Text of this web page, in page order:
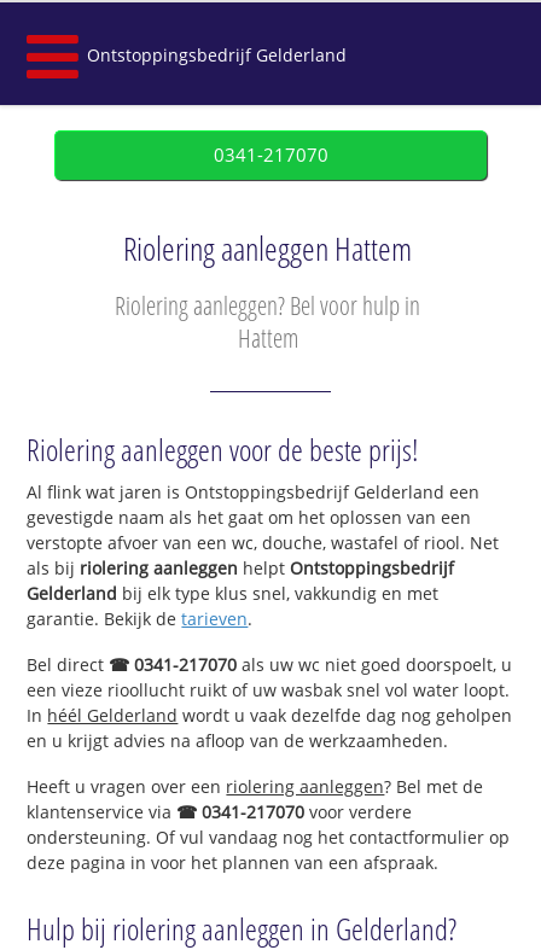
Ontstoppingsbedrijf Gelderland
0341-217070
Riolering aanleggen Hattem
Riolering aanleggen? Bel voor hulp in
Hattem
Riolering aanleggen voor de beste prijs!
Al flink wat jaren is Ontstoppingsbedrijf Gelderland een
gevestigde naam als het gaat om het oplossen van een
verstopte afvoer van een wc, douche, wastafel of riool. Net
als bij riolering aanleggen helptOntstoppingsbedrijf
Gelderland bij elk type klus snel, vakkundig en met
garantie. Bekijk detarieven.
Bel direct ☎ 0341-217070 als uw wc niet goed doorspoelt, u
een vieze rioollucht ruikt of uw wasbak snel vol water loopt.
In héél Gelderland wordt u vaak dezelfde dag nog geholpen
en u krijgt advies na afloop van de werkzaamheden.
Heeft u vragen over een riolering aanleggen? Bel met de
klantenservice via ☎ 0341-217070 voor verdere
ondersteuning. Of vul vandaag nog het contactformulier op
deze pagina in voor het plannen van een afspraak.
Hulp bij riolering aanleggen in Gelderland?